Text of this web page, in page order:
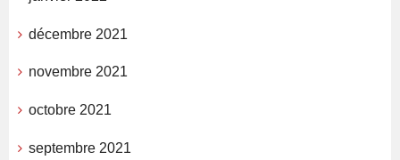
décembre 2021
novembre 2021
octobre 2021
septembre 2021